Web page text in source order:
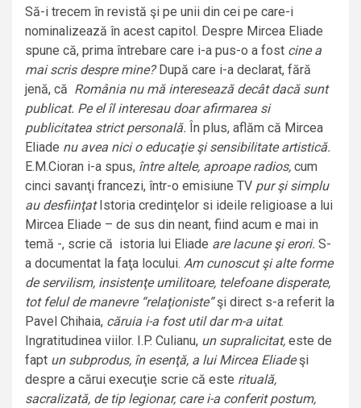
Să-i trecem în revistă şi pe unii din cei pe care-i
nominalizează în acest capitol. Despre Mircea Eliade
spune că, prima întrebare care i-a pus-o a fost cine a
mai scris despre mine? După care i-a declarat, fără
jenă, că România nu mă interesează decât dacă sunt
publicat. Pe el îl interesau doar afirmarea si
publicitatea strict personală. În plus, aflăm că Mircea
Eliade nu avea nici o educaţie şi sensibilitate artistică.
E.M.Cioran i-a spus, între altele, aproape radios, cum
cinci savanţi francezi, într-o emisiune TV pur şi simplu
au desfiinţat Istoria credinţelor si ideile religioase a lui
Mircea Eliade – de sus din neant, fiind acum e mai in
temă -, scrie că istoria lui Eliade are lacune şi erori. S-
a documentat la faţa locului. Am cunoscut şi alte forme
de servilism, insistenţe umilitoare, telefoane disperate,
tot felul de manevre “relaţioniste”şi direct s-a referit la
Pavel Chihaia, căruia i-a fost util dar m-a uitat.
Ingratitudinea viilor. I.P. Culianu, un supralicitat, este de
fapt un subprodus, în esenţă, a lui Mircea Eliadeşi
despre a cărui execuţie scrie că este rituală,
sacralizată, de tip legionar, care i-a conferit postum,